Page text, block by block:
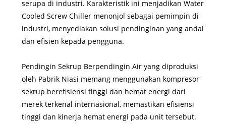
serupa di industri. Karakteristik ini menjadikan Water
Cooled Screw Chiller menonjol sebagai pemimpin di
industri, menyediakan solusi pendinginan yang andal
dan efisien kepada pengguna.
Pendingin Sekrup Berpendingin Air yang diproduksi
oleh Pabrik Niasi memang menggunakan kompresor
sekrup berefisiensi tinggi dan hemat energi dari
merek terkenal internasional, memastikan efisiensi
tinggi dan kinerja hemat energi pada unit tersebut.